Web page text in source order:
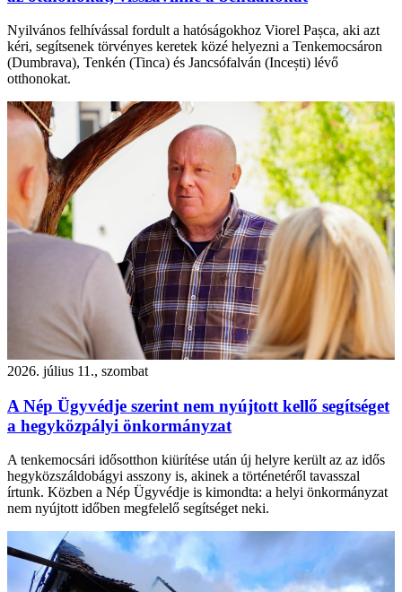
Nyilvános felhívással fordult a hatóságokhoz Viorel Pașca, aki azt
kéri, segítsenek törvényes keretek közé helyezni a Tenkemocsáron
(Dumbrava), Tenkén (Tinca) és Jancsófalván (Incești) lévő
otthonokat.
2026. július 11., szombat
A Nép Ügyvédje szerint nem nyújtott kellő segítséget
a hegyközpályi önkormányzat
A tenkemocsári idősotthon kiürítése után új helyre került az az idős
hegyközszáldobágyi asszony is, akinek a történetéről tavasszal
írtunk. Közben a Nép Ügyvédje is kimondta: a helyi önkormányzat
nem nyújtott időben megfelelő segítséget neki.